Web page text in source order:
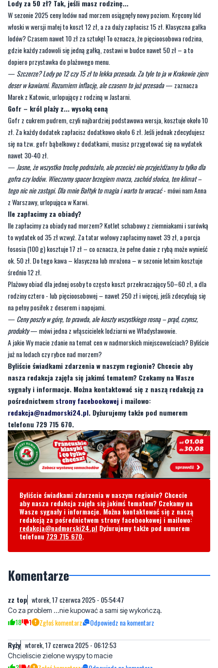
lodów? Czasem nawet 10 zł za sztukę! To oznacza, że pięcioosobowa rodzina,
gdzie każdy zadowoli się jedną gałką, zostawi w budce nawet 50 zł – a to
dopiero przystawka do plażowego menu.
—Szczerze? Lody po 12 czy 15 zł to lekka przesada. Za tyle to ja w Krakowie zjem
deser w kawiarni. Rozumiem inflację, ale czasem to już przesada— zaznacza
Marek z Katowic, urlopujący z rodziną w Jastarni.
Gofr – król plaży z... wysoką ceną
Gofr z cukrem pudrem, czyli najbardziej podstawowa wersja, kosztuje około 10
zł. Za każdy dodatek zapłacisz dodatkowo około 6 zł. Jeśli jednak zdecydujesz
się na tzw. gofr bąbelkowy z dodatkami, musisz przygotować się na wydatek
nawet 30-40 zł.
—Jasne, że wszystko trochę podrożało, ale przecież nie przyjeżdżamy tu tylko dla
gofra czy lodów. Wieczorny spacer brzegiem morza, zachód słońca, ten klimat –
tego nic nie zastąpi. Dla mnie Bałtyk to magia i warto tu wracać
z Warszawy, urlopująca w Karwi.
Ile zapłacimy za obiady?
Ile zapłacimy za obiady nad morzem? Kotlet schabowy z ziemniakami i surówką
to wydatek od 35 zł wzwyż. Za tatar wołowy zapłacimy nawet 39 zł, a porcja
łososia (100 g) kosztuje 17 zł – co oznacza, że pełne danie z rybą może wynieść
ok. 50 zł. Do tego kawa – klasyczna lub mrożona – w sezonie letnim kosztuje
średnio 12 zł.
Plażowy obiad dla jednej osoby to często koszt przekraczający 50–60 zł, a dla
rodziny cztero - lub pięcioosobowej – nawet 250 zł i więcej, jeśli zdecydują się
na pełny posiłek z deserem i napojami.
—Ceny poszły w górę, to prawda, ale koszty wszystkiego rosną – prąd, czynsz,
produkty— mówi jedna z włąscicielek lodziarni we Władysławowie.
A jakie Wy macie zdanie na temat cen w nadmorskich miejscowościach? Byliście
już na lodach czy rybce nad morzem?
Byliście świadkami zdarzenia w naszym regionie? Chcecie aby
nasza redakcja zajęła się jakimś tematem? Czekamy na Wasze
sygnały i informacje. Można kontaktować się z naszą redakcją za
pośrednictwemstrony facebookoweji mailowo:
redakcja@nadmorski24.pl. Dyżurujemy także pod numerem
telefonu 729 715 670.
Byliście świadkami zdarzenia w naszym regionie? Chcecie
aby nasza redakcja zajęła się jakimś tematem? Czekamy na
Wasze sygnały i informacje. Można kontaktować się z naszą
redakcja@nadmorski24.plDyżurujemy także pod numerem
telefonu729 715 670.
Komentarze
Co za problem ...nie kupować a sami się wykończą.
Ryży wtorek, 17 czerwca 2025 - 06:12:53
Chcieliscie zielone wyspy to macie
OIek wtorek, 17 czerwca 2025 - 07:36:01
Zielona wyspa to pokłosie rządów PiS. Zielona wyspa to efekt